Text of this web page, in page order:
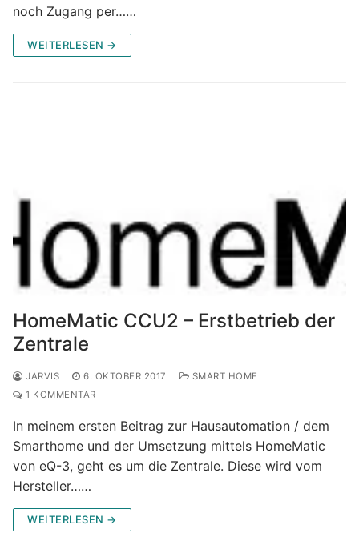
noch Zugang per……
WEITERLESEN →
HomeMatic CCU2 – Erstbetrieb der
Zentrale
JARVIS 6. OKTOBER 2017
SMART HOME
1 KOMMENTAR
In meinem ersten Beitrag zur Hausautomation / dem
Smarthome und der Umsetzung mittels HomeMatic
von eQ-3, geht es um die Zentrale. Diese wird vom
Hersteller……
WEITERLESEN →